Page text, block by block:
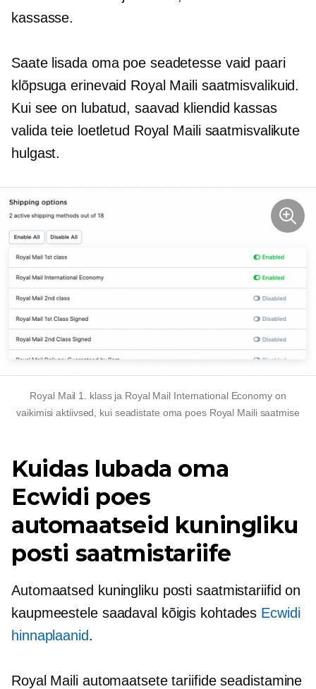
kassasse.
Saate lisada oma poe seadetesse vaid paari
klõpsuga erinevaid Royal Maili saatmisvalikuid.
Kui see on lubatud, saavad kliendid kassas
valida teie loetletud Royal Maili saatmisvalikute
hulgast.
Royal Mail 1. klass ja Royal Mail International Economy on
vaikimisi aktiivsed, kui seadistate oma poes Royal Maili saatmise
Kuidas lubada oma
Ecwidi poes
automaatseid kuningliku
posti saatmistariife
Automaatsed kuningliku posti saatmistariifid on
kaupmeestele saadaval kõigis kohtades Ecwidi
hinnaplaanid.
Royal Maili automaatsete tariifide seadistamine